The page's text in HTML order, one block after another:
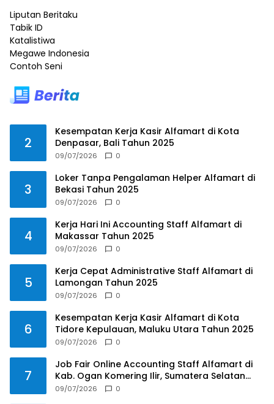
Liputan Beritaku
Tabik ID
Katalistiwa
Megawe Indonesia
Contoh Seni
2
Kesempatan Kerja Kasir Alfamart di Kota
Denpasar, Bali Tahun 2025
09/07/2026 0
3
Loker Tanpa Pengalaman Helper Alfamart di
Bekasi Tahun 2025
09/07/2026 0
4
Kerja Hari Ini Accounting Staff Alfamart di
Makassar Tahun 2025
09/07/2026 0
5
Kerja Cepat Administrative Staff Alfamart di
Lamongan Tahun 2025
09/07/2026 0
6
Kesempatan Kerja Kasir Alfamart di Kota
Tidore Kepulauan, Maluku Utara Tahun 2025
09/07/2026 0
7
Job Fair Online Accounting Staff Alfamart di
Kab. Ogan Komering Ilir, Sumatera Selatan
Tahun 2025
09/07/2026 0